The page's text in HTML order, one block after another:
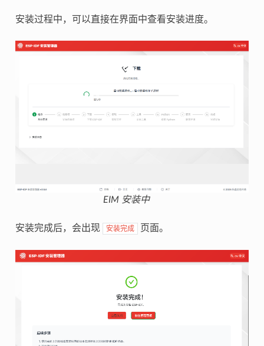
安装过程中，可以直接在界面中查看安装进度。
EIM 安装中
安装完成后，会出现 安装完成 页面。